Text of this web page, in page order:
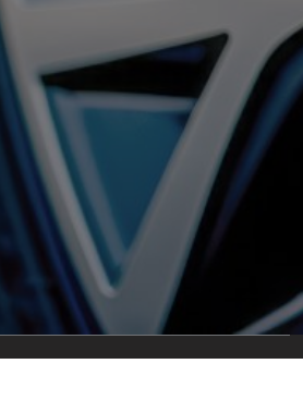
nous ?